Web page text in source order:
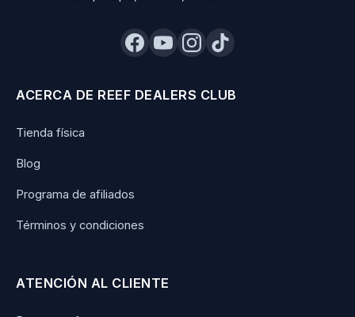
ACERCA DE REEF DEALERS CLUB
Tienda física
Blog
Programa de afiliados
Términos y condiciones
ATENCIÓN AL CLIENTE